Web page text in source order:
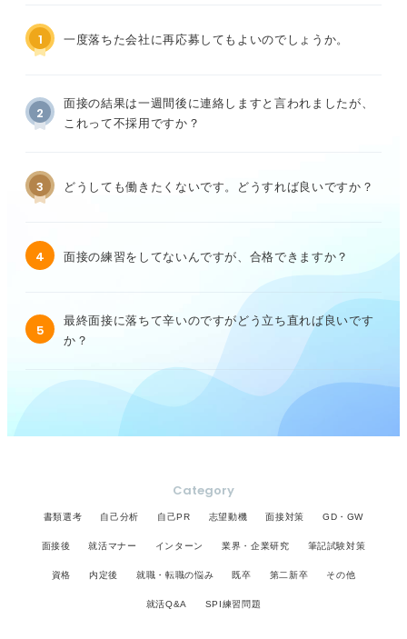
1 一度落ちた会社に再応募してもよいのでしょうか。
2
面接の結果は一週間後に連絡しますと言われましたが、
これって不採用ですか？
3 どうしても働きたくないです。どうすれば良いですか？
4 面接の練習をしてないんですが、合格できますか？
5
最終面接に落ちて辛いのですがどう立ち直れば良いです
か？
Category
書類選考 自己分析 自己PR 志望動機 面接対策 GD・GW
面接後 就活マナー インターン 業界・企業研究 筆記試験対策
資格 内定後 就職・転職の悩み 既卒 第二新卒 その他
就活Q&A SPI練習問題